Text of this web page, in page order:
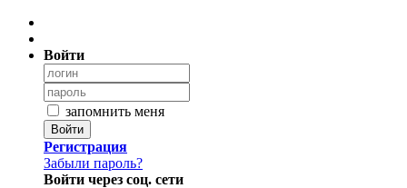
Войти
запомнить меня
Войти
Регистрация
Забыли пароль?
Войти через соц. сети